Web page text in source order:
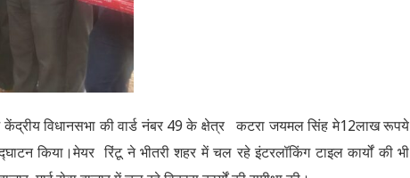
विधानसभा की वार्ड नंबर 49 के क्षेत्र कटरा जयमल सिंह मे12लाख रूपये
किया।मेयर रिंटू ने भीतरी शहर में चल रहे इंटरलॉकिंग टाइल कार्यों की भी